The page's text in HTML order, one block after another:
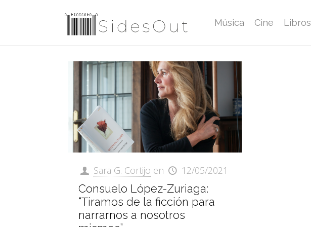
Música Cine Libros
Sara G. Cortijo en 12/05/2021
Consuelo López-Zuriaga:
“Tiramos de la ficción para
narrarnos a nosotros